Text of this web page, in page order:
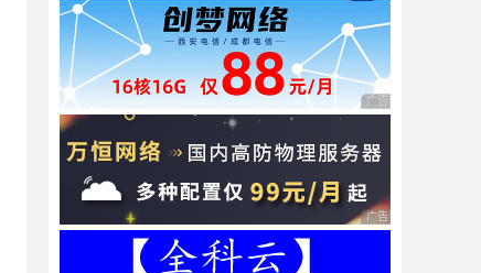
广告 商业广告，理性
广告 商业广告，理性